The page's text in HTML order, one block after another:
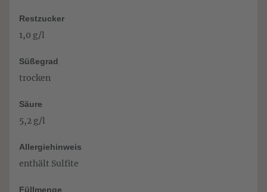
Restzucker
1,0 g/l
Süßegrad
trocken
Säure
5,2 g/l
Allergiehinweis
enthält Sulfite
Füllmenge